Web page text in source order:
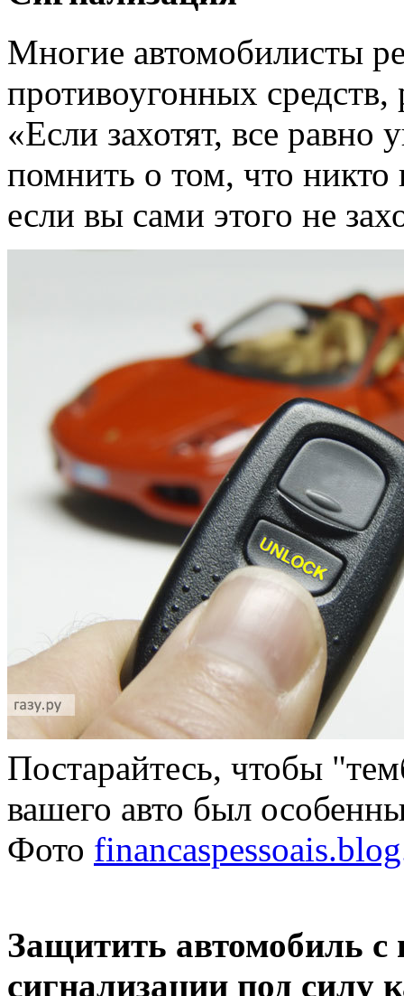
Многие автомобилисты
противоугонных
«Если захотят, все равно
помнить о том, что никто
если вы сами этого не
Постарайтесь, чтобы
вашего авто был
Фото
Защитить автомобиль
сигнализации под силу